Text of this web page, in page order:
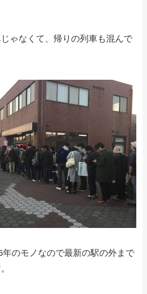
ゃなくて、帰りの列車も混んで
年のモノなので最新の駅の外まで